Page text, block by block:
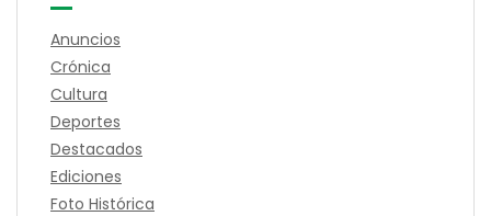
Anuncios
Crónica
Cultura
Deportes
Destacados
Ediciones
Foto Histórica